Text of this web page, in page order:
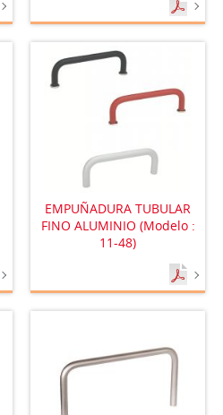
EMPUÑADURA TUBULAR
FINO ALUMINIO (Modelo :
11-48)